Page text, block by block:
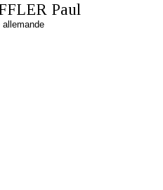
Paul
allemande